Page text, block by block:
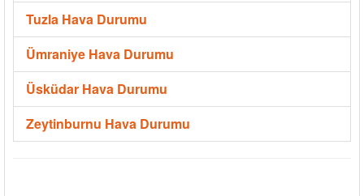
Tuzla Hava Durumu
Ümraniye Hava Durumu
Üsküdar Hava Durumu
Zeytinburnu Hava Durumu